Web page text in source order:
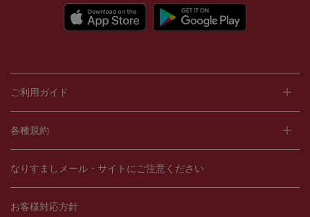
ご利用ガイド
各種規約
なりすましメール・サイトにご注意ください
お客様対応方針